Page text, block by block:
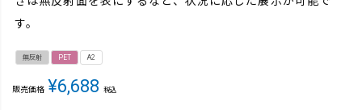
す。
無反射 PET A2
販売価格 ¥6,688 税込